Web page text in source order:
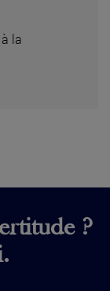
la
?